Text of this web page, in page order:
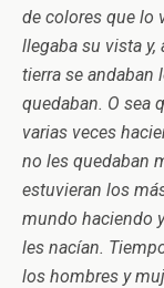
de colores que lo
llegaba su vista y,
tierra se andaban
quedaban. O sea
varias veces
no les quedaban
estuvieran los
mundo haciendo
les nacían.
los hombres y